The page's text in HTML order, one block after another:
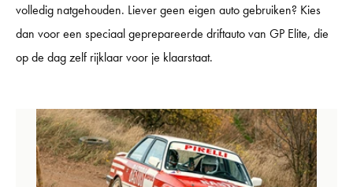
volledig natgehouden. Liever geen eigen auto gebruiken? Kies
dan voor een speciaal geprepareerde driftauto van GP Elite, die
op de dag zelf rijklaar voor je klaarstaat.